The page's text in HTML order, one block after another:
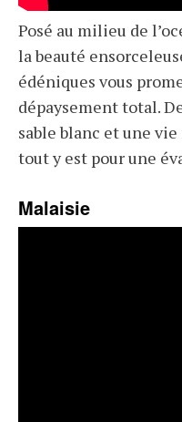
Posé au milieu de
la beauté
édéniques vous
dépaysement total.
sable blanc et une
tout y est pour une
Malaisie